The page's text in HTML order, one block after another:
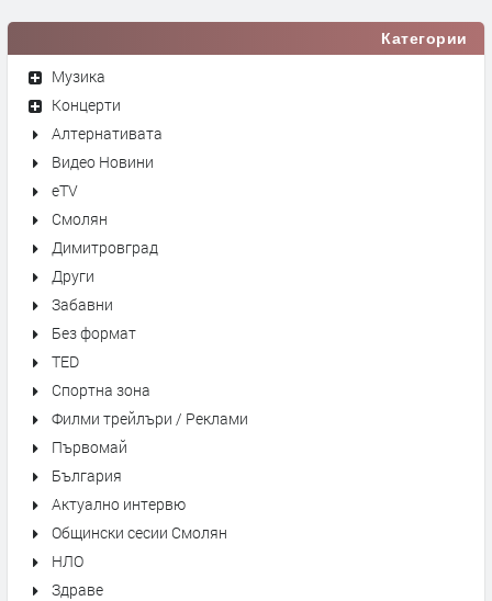
Категории
Музика
Концерти
Алтернативата
Видео Новини
eTV
Смолян
Димитровград
Други
Забавни
Без формат
TED
Спортна зона
Филми трейлъри / Реклами
Първомай
България
Актуално интервю
Общински сесии Смолян
НЛО
Здраве